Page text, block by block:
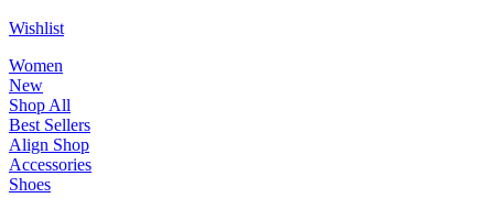
Wishlist
Women
New
Shop All
Best Sellers
Align Shop
Accessories
Shoes